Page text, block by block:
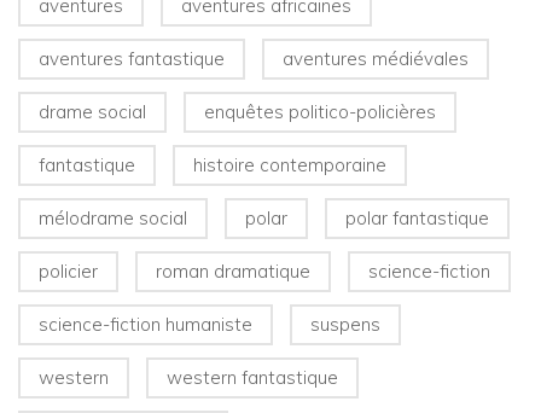
aventures aventures africaines
aventures fantastique aventures médiévales
drame social enquêtes politico-policières
fantastique histoire contemporaine
mélodrame social polar polar fantastique
policier roman dramatique science-fiction
science-fiction humaniste suspens
western western fantastique